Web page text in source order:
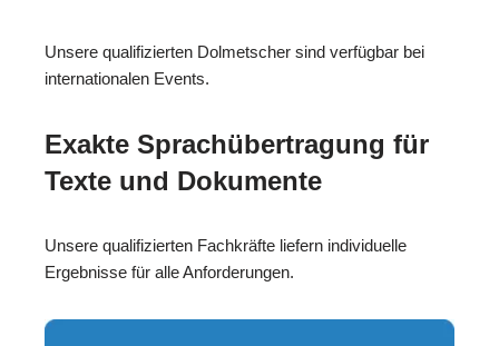
Unsere qualifizierten Dolmetscher sind verfügbar bei
internationalen Events.
Exakte Sprachübertragung für
Texte und Dokumente
Unsere qualifizierten Fachkräfte liefern individuelle
Ergebnisse für alle Anforderungen.